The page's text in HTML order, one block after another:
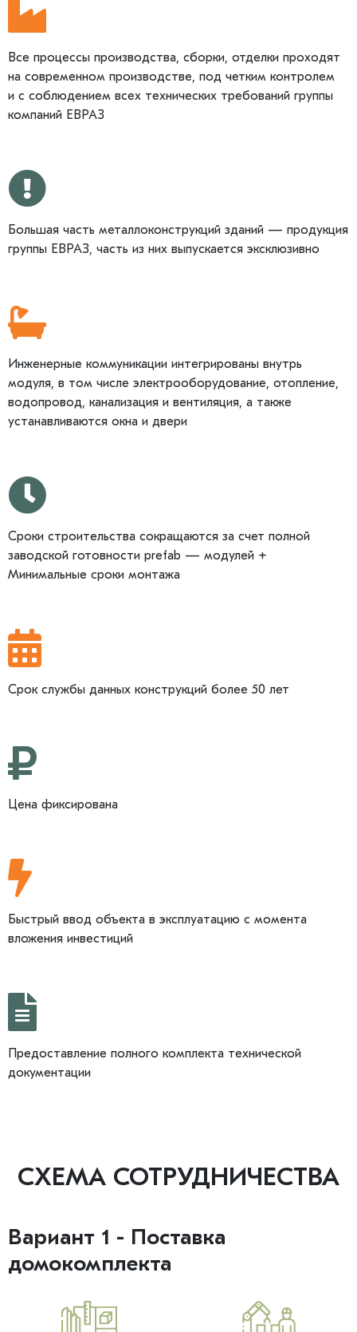
Все процессы производства, сборки, отделки проходят
на современном производстве, под четким контролем
и с соблюдением всех технических требований группы
компаний ЕВРАЗ
Большая часть металлоконструкций зданий — продукция
группы ЕВРАЗ, часть из них выпускается эксклюзивно
Инженерные коммуникации интегрированы внутрь
модуля, в том числе электрооборудование, отопление,
водопровод, канализация и вентиляция, а также
устанавливаются окна и двери
Сроки строительства сокращаются за счет полной
заводской готовности prefab — модулей +
Минимальные сроки монтажа
Срок службы данных конструкций более 50 лет
Цена фиксирована
Быстрый ввод объекта в эксплуатацию с момента
вложения инвестиций
Предоставление полного комплекта технической
документации
СХЕМА СОТРУДНИЧЕСТВА
Вариант 1 - Поставка
домокомплекта